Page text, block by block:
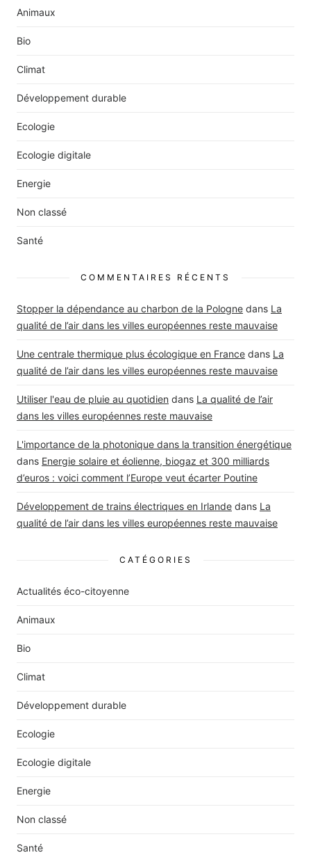
Animaux
Bio
Climat
Développement durable
Ecologie
Ecologie digitale
Energie
Non classé
Santé
COMMENTAIRES RÉCENTS
Stopper la dépendance au charbon de la Pologne dans La
qualité de l’air dans les villes européennes reste mauvaise
Une centrale thermique plus écologique en France dans La
qualité de l’air dans les villes européennes reste mauvaise
Utiliser l'eau de pluie au quotidien dans La qualité de l’air
dans les villes européennes reste mauvaise
L'importance de la photonique dans la transition énergétique
dans Energie solaire et éolienne, biogaz et 300 milliards
d’euros : voici comment l’Europe veut écarter Poutine
Développement de trains électriques en Irlande dans La
qualité de l’air dans les villes européennes reste mauvaise
CATÉGORIES
Actualités éco-citoyenne
Animaux
Bio
Climat
Développement durable
Ecologie
Ecologie digitale
Energie
Non classé
Santé